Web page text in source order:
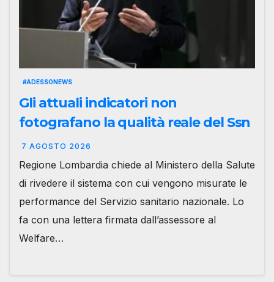
#ADESSONEWS
Gli attuali indicatori non
fotografano la qualità reale del Ssn
7 AGOSTO 2026
Regione Lombardia chiede al Ministero della Salute
di rivedere il sistema con cui vengono misurate le
performance del Servizio sanitario nazionale. Lo
fa con una lettera firmata dall’assessore al
Welfare…